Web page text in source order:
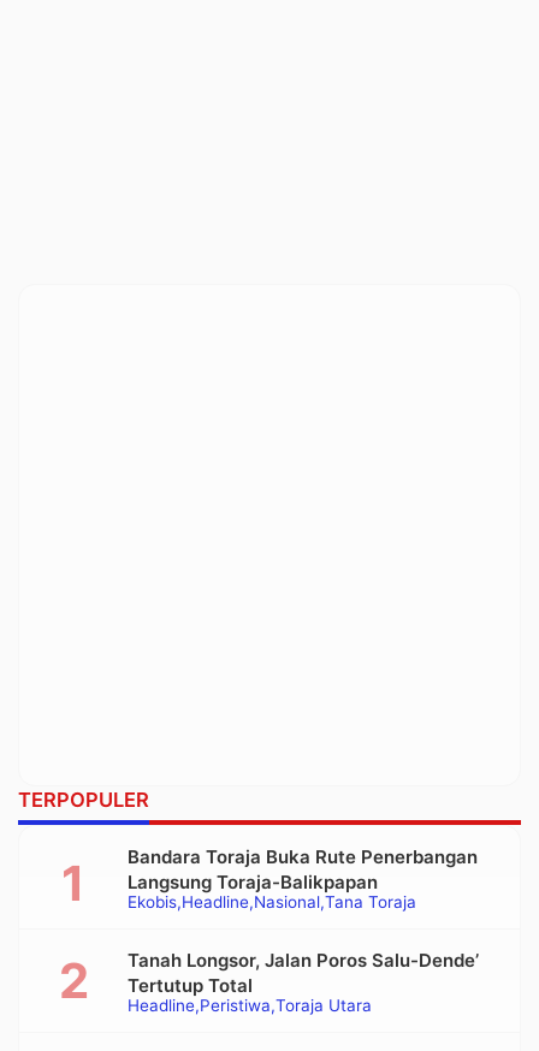
TERPOPULER
Ekobis Headline Nasional Tana Toraja
Bandara Toraja Buka Rute Penerbangan
Langsung Toraja-Balikpapan
Headline Peristiwa Toraja Utara
Tanah Longsor, Jalan Poros Salu-Dende’
Tertutup Total